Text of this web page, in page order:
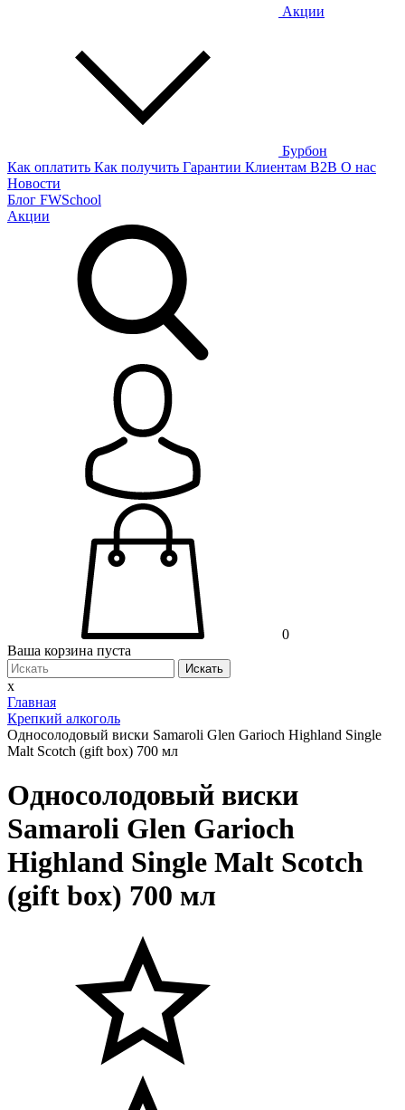
Акции
Бурбон
Как оплатить Как получить Гарантии Клиентам B2B О нас
Новости
Блог FWSchool
Акции
0
Ваша корзина пуста
Искать
x
Главная
Крепкий алкоголь
Односолодовый виски Samaroli Glen Garioch Highland Single
Malt Scotch (gift box) 700 мл
Односолодовый виски
Samaroli Glen Garioch
Highland Single Malt Scotch
(gift box) 700 мл